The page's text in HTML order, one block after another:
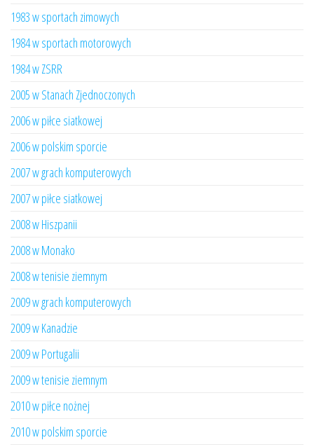
1983 w sportach zimowych
1984 w sportach motorowych
1984 w ZSRR
2005 w Stanach Zjednoczonych
2006 w piłce siatkowej
2006 w polskim sporcie
2007 w grach komputerowych
2007 w piłce siatkowej
2008 w Hiszpanii
2008 w Monako
2008 w tenisie ziemnym
2009 w grach komputerowych
2009 w Kanadzie
2009 w Portugalii
2009 w tenisie ziemnym
2010 w piłce nożnej
2010 w polskim sporcie